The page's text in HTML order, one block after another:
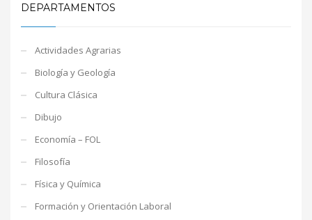
DEPARTAMENTOS
Actividades Agrarias
Biología y Geología
Cultura Clásica
Dibujo
Economía – FOL
Filosofía
Física y Química
Formación y Orientación Laboral